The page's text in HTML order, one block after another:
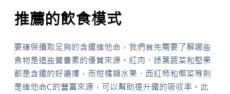
推薦的飲食模式
要確保攝取足夠的含鐵維他命，我們首先需要了解哪些
食物是這些營養素的優質來源。紅肉、綠葉蔬菜和堅果
都是含鐵的好選擇，而柑橘類水果、西紅柿和椰菜等則
是維他命C的豐富來源，可以幫助提升鐵的吸收率。此